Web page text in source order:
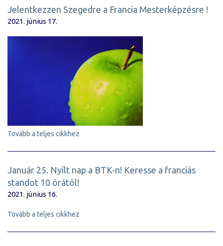
Jelentkezzen Szegedre a Francia Mesterképzésre !
2021. június 17.
Tovább a teljes cikkhez
Január 25. Nyílt nap a BTK-n! Keresse a franciás
standot 10 órától!
2021. június 16.
Tovább a teljes cikkhez